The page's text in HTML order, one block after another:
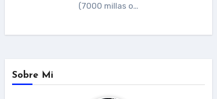
(7000 millas o…
Sobre Mi